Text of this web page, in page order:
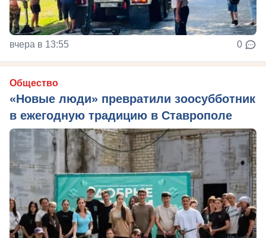
вчера в 13:55 0
Общество
«Новые люди» превратили зоосубботник
в ежегодную традицию в Ставрополе